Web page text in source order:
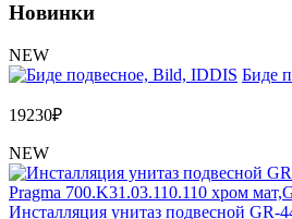
Новинки
NEW
Биде
19230₽
NEW
Инсталляция унитаз подвесной GR-